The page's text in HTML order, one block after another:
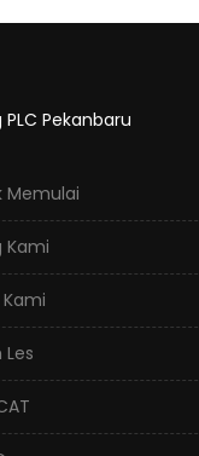
Pekanbaru
Memulai
Kami